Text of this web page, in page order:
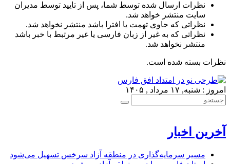
نظرات ارسال شده توسط شما، پس از تایید توسط مدیران
سایت منتشر خواهد شد.
نظراتی که حاوی تهمت یا افترا باشد منتشر نخواهد شد.
نظراتی که به غیر از زبان فارسی یا غیر مرتبط با خبر باشد
منتشر نخواهد شد.
نظرات بسته شده است.
امروز : شنبه, ۱۷ مرداد , ۱۴۰۵
آخرین اخبار
مسیر سرمایه‌گذاری در منطقه آزاد سرخس تسهیل می‌شود